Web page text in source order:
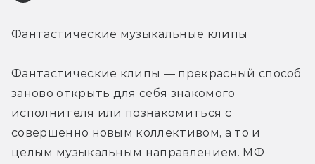
Фантастические музыкальные клипы
Фантастические клипы — прекрасный способ
заново открыть для себя знакомого
исполнителя или познакомиться с
совершенно новым коллективом, а то и
целым музыкальным направлением. МФ